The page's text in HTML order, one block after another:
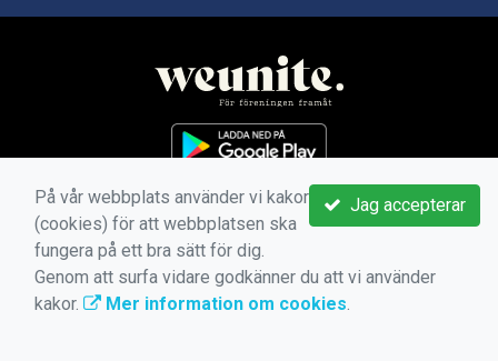
Jag accepterar
På vår webbplats använder vi kakor
(cookies) för att webbplatsen ska
fungera på ett bra sätt för dig.
Genom att surfa vidare godkänner du att vi använder
kakor.
Mer information om cookies.